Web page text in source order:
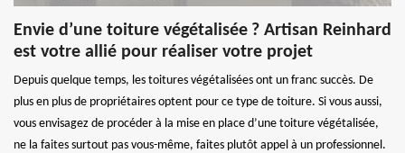
Envie d’une toiture végétalisée ? Artisan Reinhard
est votre allié pour réaliser votre projet
Depuis quelque temps, les toitures végétalisées ont un franc succès. De
plus en plus de propriétaires optent pour ce type de toiture. Si vous aussi,
vous envisagez de procéder à la mise en place d’une toiture végétalisée,
ne la faites surtout pas vous-même, faites plutôt appel à un professionnel.